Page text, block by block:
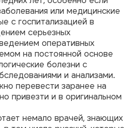
или медицинские
с госпитализацией в
серьезных
оперативных
на постоянной основе
болезни с
и анализами.
перевести заранее на
привезти и в оригинальном
немало врачей, знающих